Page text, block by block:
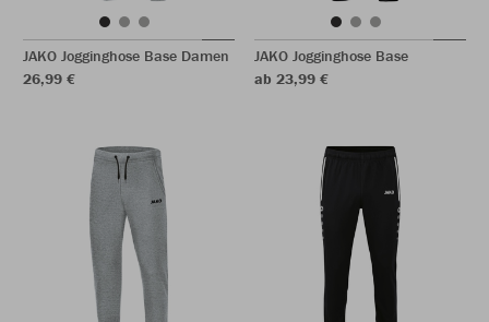
JAKO Jogginghose Base Damen
26,99 €
JAKO Jogginghose Base
ab 23,99 €